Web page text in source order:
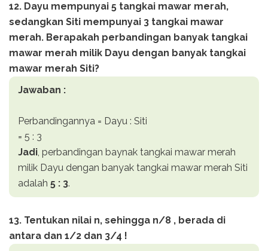
12. Dayu mempunyai 5 tangkai mawar merah,
sedangkan Siti mempunyai 3 tangkai mawar
merah. Berapakah perbandingan banyak tangkai
mawar merah milik Dayu dengan banyak tangkai
mawar merah Siti?
Jawaban :
Perbandingannya = Dayu : Siti
= 5 : 3
Jadi, perbandingan baynak tangkai mawar merah
milik Dayu dengan banyak tangkai mawar merah Siti
adalah 5 : 3.
13. Tentukan nilai n, sehingga n/8 , berada di
antara dan 1/2 dan 3/4 !